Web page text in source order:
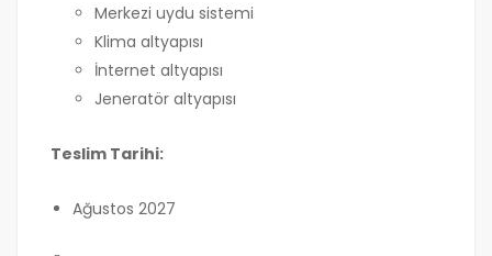
Merkezi uydu sistemi
Klima altyapısı
İnternet altyapısı
Jeneratör altyapısı
Teslim Tarihi:
Ağustos 2027